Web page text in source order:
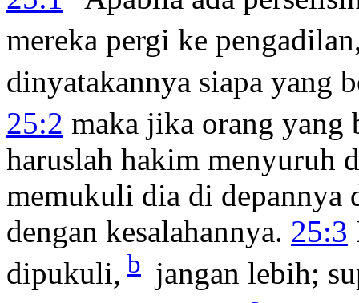
mereka pergi ke
dinyatakannya siapa yang
25:2 maka jika orang
haruslah hakim menyuruh
memukuli dia di depannya
dengan kesalahannya. 25:3
dipukuli, b jangan lebih;